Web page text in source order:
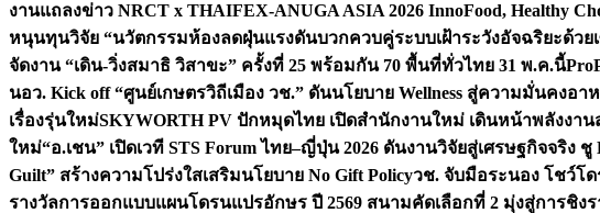
งานแถลงข่าว NRCT x THAIFEX-ANUGA ASIA 2026 InnoFood, Healthy
หนุนทุนวิจัย “นวัตกรรมห้องลดฝุ่นแรงดันบวกควบคู่ระบบเฝ้าระวังอัจฉริยะด้ว
จัดงาน “เดิน-วิ่งสมาธิ วิสาขะ” ครั้งที่ 25 พร้อมกัน 70 พื้นที่ทั่วไทย 31 พ.ค.นี้
นอว. Kick off “ศูนย์เกษตรวิถีเมือง วช.” ดันนโยบาย Wellness สู่ความมั่นคงอา
เรื่องรุ่นใหม่SKYWORTH PV ปักหมุดไทย เปิดสำนักงานใหม่ เดินหน้าพลังงา
ใหม่“อ.เชน” เปิดเวที STS Forum ไทย–ญี่ปุ่น 2026 ดันงานวิจัยสู่เศรษฐกิจจริง
Guilt” สร้างความโปร่งใสเสริมนโยบาย No Gift Policyวช. จับมือระนอง โชว์โ
รางวัลการออกแบบแผนโดรนแปรอักษร ปี 2569 สนามคัดเลือกที่ 2 มุ่งสู่การชิง